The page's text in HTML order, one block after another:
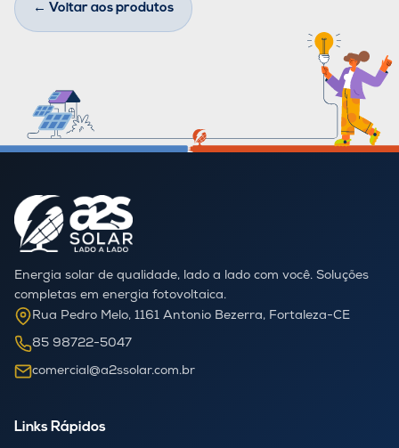
← Voltar aos produtos
Energia solar de qualidade, lado a lado com você. Soluções
completas em energia fotovoltaica.
Rua Pedro Melo, 1161 Antonio Bezerra, Fortaleza-CE
85 98722-5047
comercial@a2ssolar.com.br
Links Rápidos